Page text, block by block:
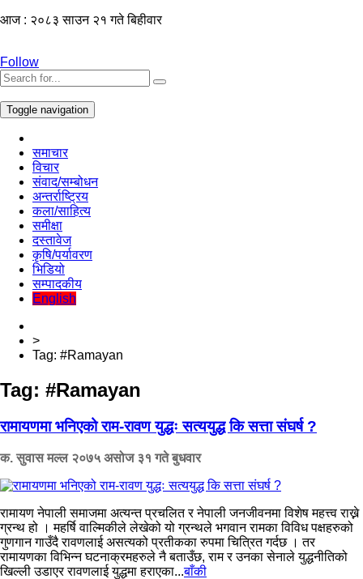
आज : २०८३ साउन २१ गते बिहीवार
Follow
Toggle navigation
समाचार
विचार
संवाद/सम्बोधन
अन्तर्राष्ट्रिय
कला/साहित्य
समीक्षा
दस्तावेज
कृषि/पर्यावरण
भिडियो
सम्पादकीय
English
>
Tag: #Ramayan
Tag: #Ramayan
रामायणमा भनिएको राम-रावण युद्धः सत्ययुद्ध कि सत्ता संघर्ष ?
क. सुवास मल्ल २०७५ असोज ३१ गते बुधवार
रामायण नेपाली समाजमा अत्यन्त प्रचलित र नेपाली जनजीवनमा विशेष महत्त्व राख्ने
ग्रन्थ हो । महर्षि वाल्मिकीले लेखेको यो ग्रन्थले भगवान रामका विविध पक्षहरुको
गुणगान गाउँदै रावणलाई असत्यको प्रतीकका रुपमा चित्रित गर्दछ । तर
रामायणका विभिन्न घटनाक्रमहरुले नै बताउँछ, राम र उनका सेनाले युद्धनीतिको
खिल्ली उडाएर रावणलाई युद्धमा हराएका...बाँकी